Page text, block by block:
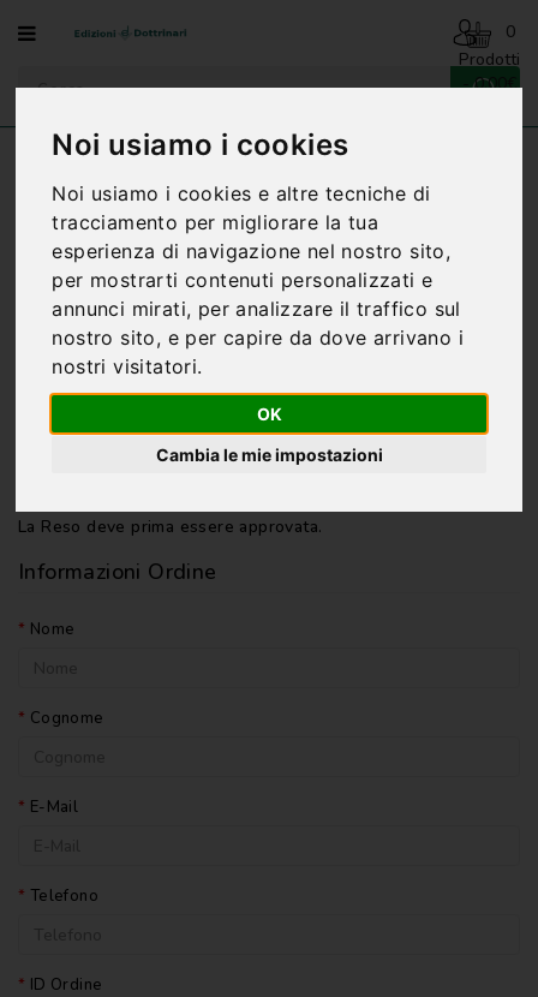
Noi usiamo i cookies
Noi usiamo i cookies e altre tecniche di
tracciamento per migliorare la tua
esperienza di navigazione nel nostro sito,
per mostrarti contenuti personalizzati e
annunci mirati, per analizzare il traffico sul
nostro sito, e per capire da dove arrivano i
nostri visitatori.
OK
Cambia le mie impostazioni
Menu
NATALE
BENEDIZIONI
DELLA
FAMIGLIA
BIOGRAFIA
CARTONCINI
PREGHIERE
CATECHISMI
LITURGIA
-
DOCUMENTI
MARIOLOGIA
0
Prodotti
- 0,00€
Se hai un problema che non è stato risolto dal nostro
supporto tecnico, puoi restituirci il prodotto. Il primo passo è
compilare la scheda di Reso.
Questa scheda deve essere interamente compilata e
risponderemo via e-mail entro 3 giorni lavorativi con le
istruzioni sulla Reso.
I prodotti devono essere restituiti nell'imballaggio originale.
Non rimborsiamo prodotti danneggiati a causa di un
La Reso deve prima essere approvata.
Informazioni Ordine
Nome
Cognome
E-Mail
Telefono
ID Ordine